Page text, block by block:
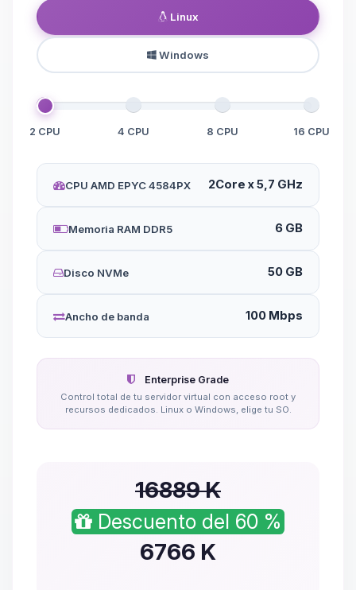
Linux
Windows
2 CPU 4 CPU 8 CPU 16 CPU
CPU AMD EPYC 4584PX 2Core x 5,7 GHz
Memoria RAM DDR5 6 GB
Disco NVMe 50 GB
Ancho de banda 100 Mbps
Enterprise Grade
Control total de tu servidor virtual con acceso root y
recursos dedicados. Linux o Windows, elige tu SO.
16889 K
Descuento del 60 %
6766 K